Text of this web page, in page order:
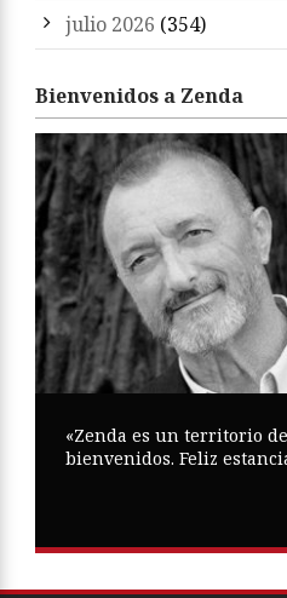
julio 2026 (354)
Bienvenidos a Zenda
«Zenda es un territorio
bienvenidos. Feliz